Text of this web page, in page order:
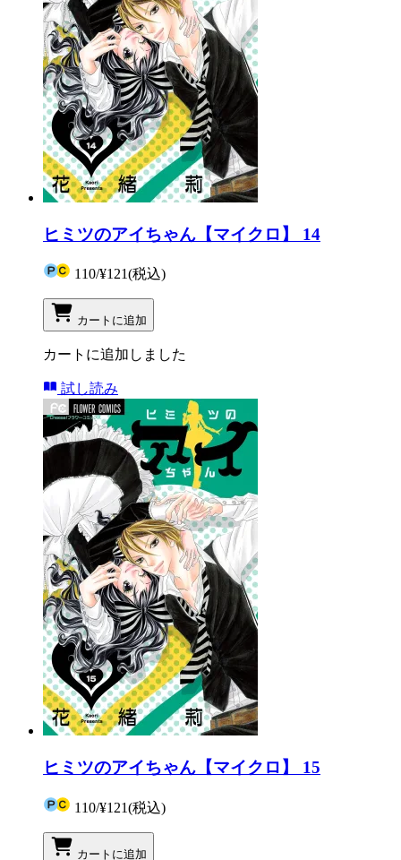
ヒミツのアイちゃん【マイクロ】 14
110/¥121(税込)
カートに追加
カートに追加しました
試し読み
ヒミツのアイちゃん【マイクロ】 15
110/¥121(税込)
カートに追加